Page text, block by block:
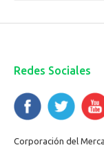
Redes Sociales
Corporación del